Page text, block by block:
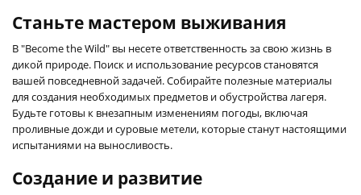
Станьте мастером выживания
В "Become the Wild" вы несете ответственность за свою жизнь в
дикой природе. Поиск и использование ресурсов становятся
вашей повседневной задачей. Собирайте полезные материалы
для создания необходимых предметов и обустройства лагеря.
Будьте готовы к внезапным изменениям погоды, включая
проливные дожди и суровые метели, которые станут настоящими
испытаниями на выносливость.
Создание и развитие